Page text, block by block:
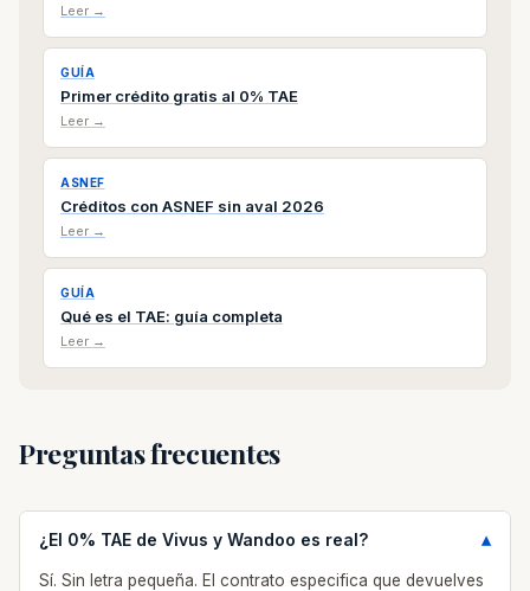
Leer →
GUÍA
Primer crédito gratis al 0% TAE
Leer →
ASNEF
Créditos con ASNEF sin aval 2026
Leer →
GUÍA
Qué es el TAE: guía completa
Leer →
Preguntas frecuentes
¿El 0% TAE de Vivus y Wandoo es real?
Sí. Sin letra pequeña. El contrato especifica que devuelves